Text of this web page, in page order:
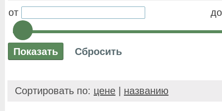
от
до
Сортировать по: цене | названию